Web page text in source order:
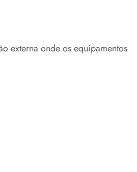
externa onde os equipamentos